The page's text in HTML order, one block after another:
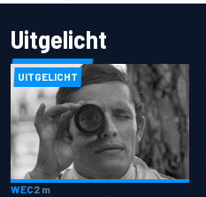
Uitgelicht
UITGELICHT
WEC2 m